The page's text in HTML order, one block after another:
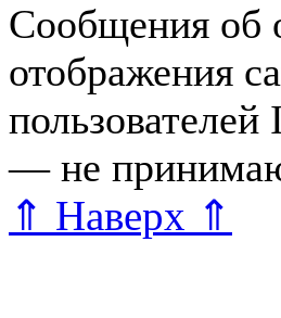
Сообщения об
отображения
— не
⇑ Наверх ⇑